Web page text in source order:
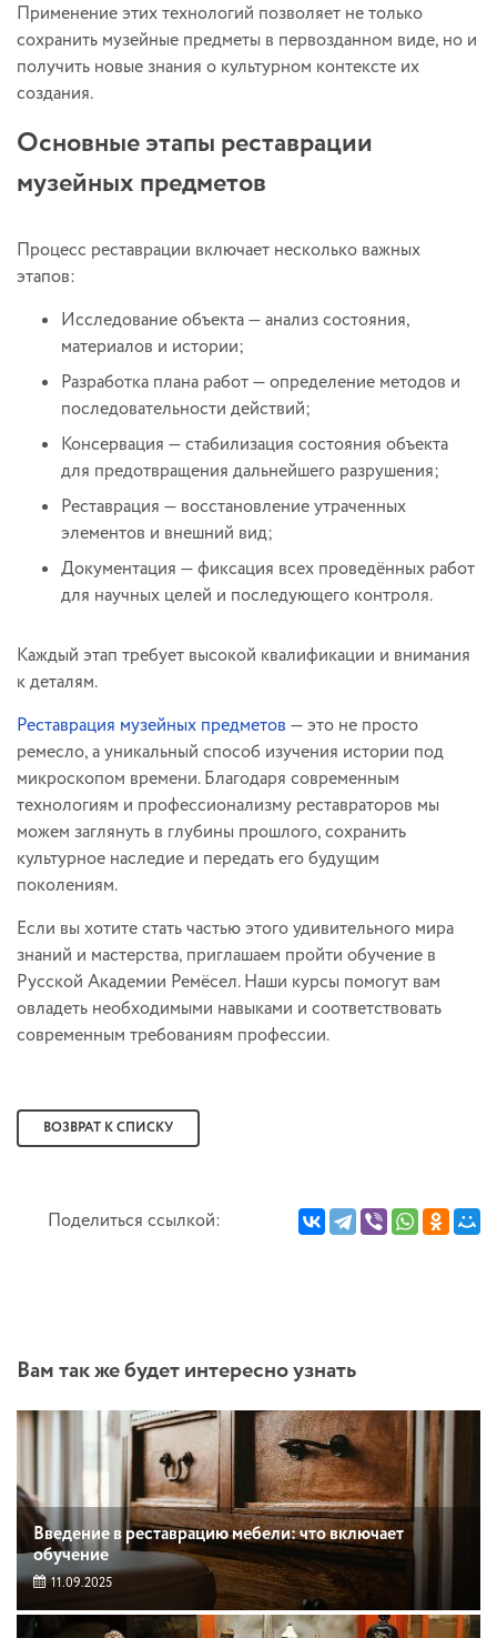
Применение этих технологий позволяет не только
сохранить музейные предметы в первозданном виде, но и
получить новые знания о культурном контексте их
создания.
Основные этапы реставрации
музейных предметов
Процесс реставрации включает несколько важных
этапов:
Исследование объекта — анализ состояния,
материалов и истории;
Разработка плана работ — определение методов и
последовательности действий;
Консервация — стабилизация состояния объекта
для предотвращения дальнейшего разрушения;
Реставрация — восстановление утраченных
элементов и внешний вид;
Документация — фиксация всех проведённых работ
для научных целей и последующего контроля.
Каждый этап требует высокой квалификации и внимания
к деталям.
Реставрация музейных предметов — это не просто
ремесло, а уникальный способ изучения истории под
микроскопом времени. Благодаря современным
технологиям и профессионализму реставраторов мы
можем заглянуть в глубины прошлого, сохранить
культурное наследие и передать его будущим
поколениям.
Если вы хотите стать частью этого удивительного мира
знаний и мастерства, приглашаем пройти обучение в
Русской Академии Ремёсел. Наши курсы помогут вам
овладеть необходимыми навыками и соответствовать
современным требованиям профессии.
ВОЗВРАТ К СПИСКУ
Поделиться ссылкой:
Вам так же будет интересно узнать
Введение в реставрацию мебели: что включает
обучение
11.09.2025